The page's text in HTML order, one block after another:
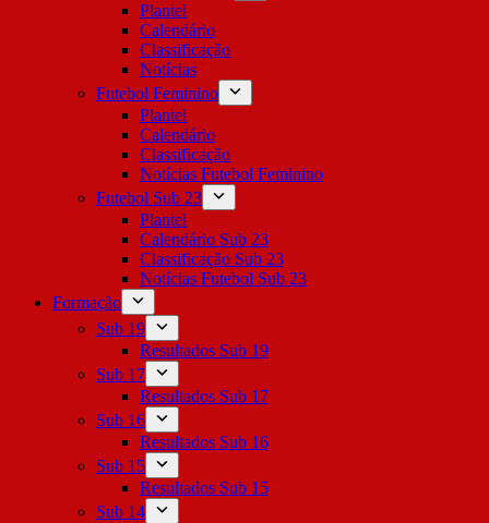
Plantel
Calendário
Classificação
Notícias
Futebol Feminino
Plantel
Calendário
Classificação
Notícias Futebol Feminino
Futebol Sub 23
Plantel
Calendário Sub 23
Classificação Sub 23
Notícias Futebol Sub 23
Formação
Sub 19
Resultados Sub 19
Sub 17
Resultados Sub 17
Sub 16
Resultados Sub 16
Sub 15
Resultados Sub 15
Sub 14